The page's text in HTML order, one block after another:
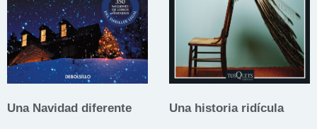
Una Navidad diferente Una historia ridícula